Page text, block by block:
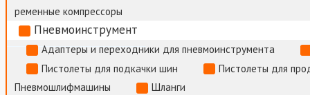
ременные компрессоры
Пневмоинструмент
Адаптеры и переходники для пневмоинструмента
Пистолеты для подкачки шин
Пистолеты для
Пневмошлифмашины
Шланги